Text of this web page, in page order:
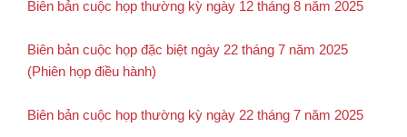
Biên bản cuộc họp thường kỳ ngày 12 tháng 8 năm 2025
Biên bản cuộc họp đặc biệt ngày 22 tháng 7 năm 2025
(Phiên họp điều hành)
Biên bản cuộc họp thường kỳ ngày 22 tháng 7 năm 2025